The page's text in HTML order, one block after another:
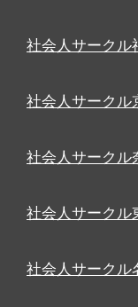
社会人サークル
社会人サークル
社会人サークル
社会人サークル
社会人サークル